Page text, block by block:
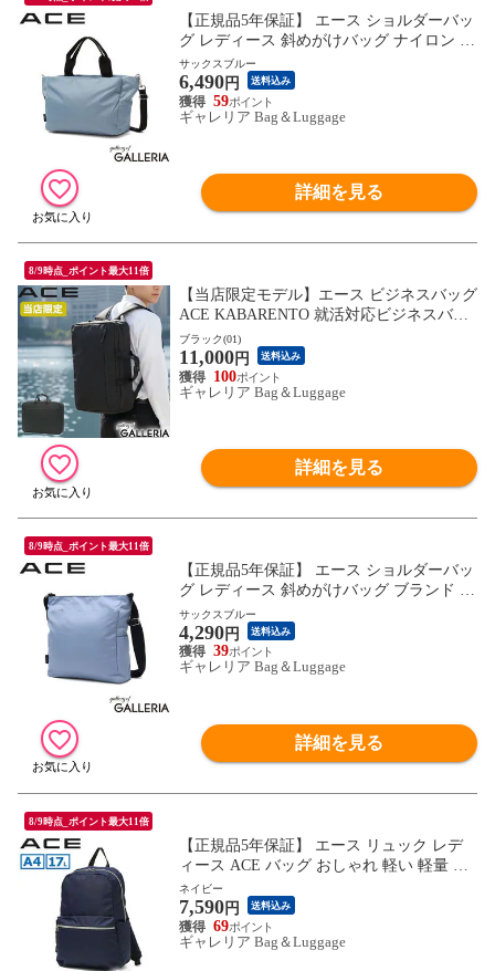
【正規品5年保証】 エース ショルダーバッ
グ レディース 斜めがけバッグ ナイロン ブ
ランド ACE バッグ 斜めがけ 大人 2WAY
トートバッグ 小さめ ファスナー付き 軽い
軽量 旅行 ハンドバッグ アリッサム 17696
サックスブルー
6,490円 送料込み
59
ギャレリア Bag＆Luggage
詳細を見る
8/9時点_ポイント最大11倍
【当店限定モデル】エース ビジネスバッグ
ACE KABARENTO 就活対応ビジネスバッ
グ 2WAY ノートPC リュック リクルートバ
ッグ 就活 A4 自立 底鋲 通勤 面接 黒 軽量
メンズ スマートタイプ 10932
ブラック(01)
11,000円 送料込み
100
ギャレリア Bag＆Luggage
詳細を見る
8/9時点_ポイント最大11倍
【正規品5年保証】 エース ショルダーバッ
グ レディース 斜めがけバッグ ブランド ナ
イロン ACE バッグ 軽い 軽量 斜めがけ ミ
ニ シンプル カジュアル おしゃれ 大人 ミ
ニショルダーバッグ A5 アリッサム 17690
サックスブルー
4,290円 送料込み
39
ギャレリア Bag＆Luggage
詳細を見る
8/9時点_ポイント最大11倍
【正規品5年保証】 エース リュック レデ
ィース ACE バッグ おしゃれ 軽い 軽量 き
れいめ 大人 シンプル カジュアル ブランド
ナイロン 無地 A4 デイパック バックパッ
ク アリッサム 17693
ネイビー
7,590円 送料込み
69
ギャレリア Bag＆Luggage